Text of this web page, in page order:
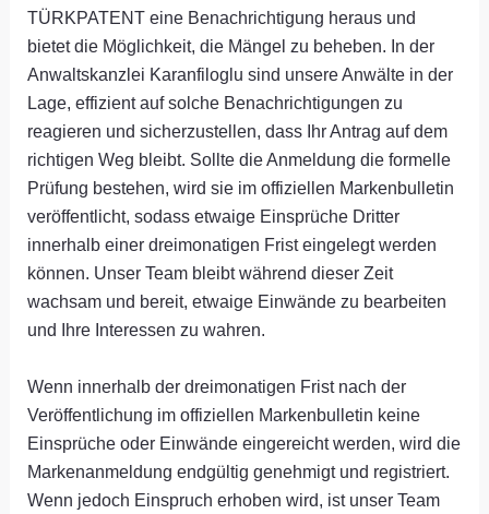
TÜRKPATENT eine Benachrichtigung heraus und
bietet die Möglichkeit, die Mängel zu beheben. In der
Anwaltskanzlei Karanfiloglu sind unsere Anwälte in der
Lage, effizient auf solche Benachrichtigungen zu
reagieren und sicherzustellen, dass Ihr Antrag auf dem
richtigen Weg bleibt. Sollte die Anmeldung die formelle
Prüfung bestehen, wird sie im offiziellen Markenbulletin
veröffentlicht, sodass etwaige Einsprüche Dritter
innerhalb einer dreimonatigen Frist eingelegt werden
können. Unser Team bleibt während dieser Zeit
wachsam und bereit, etwaige Einwände zu bearbeiten
und Ihre Interessen zu wahren.
Wenn innerhalb der dreimonatigen Frist nach der
Veröffentlichung im offiziellen Markenbulletin keine
Einsprüche oder Einwände eingereicht werden, wird die
Markenanmeldung endgültig genehmigt und registriert.
Wenn jedoch Einspruch erhoben wird, ist unser Team